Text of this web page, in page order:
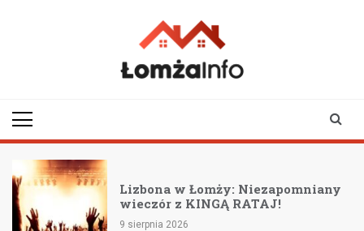
Lizbona w Łomży: Niezapomniany
wieczór z KINGĄ RATAJ!
9 sierpnia 2026